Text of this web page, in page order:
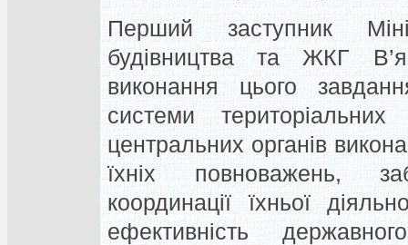
Перший заступник
будівництва та ЖКГ
виконання цього
системи
центральних органів
їхніх повноважень,
координації їхньої
ефективність